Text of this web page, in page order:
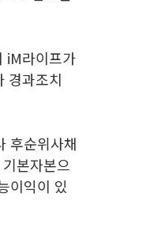
iM라이프가
경과조치
후순위사채
본자본으
이익이 있